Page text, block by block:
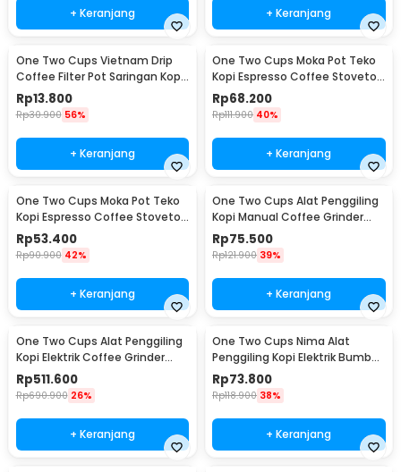
+ Keranjang + Keranjang
One Two Cups Vietnam Drip
Coffee Filter Pot Saringan Kopi
180ml 8Q - LC1
Rp13.800
Rp30.900 56%
+ Keranjang
One Two Cups Moka Pot Teko
Kopi Espresso Coffee Stovetop
4 Cup 200ml - Z20
Rp68.200
Rp111.900 40%
+ Keranjang
One Two Cups Moka Pot Teko
Kopi Espresso Coffee Stovetop
2 Cup 100ml - Z20
Rp53.400
Rp90.900 42%
+ Keranjang
One Two Cups Alat Penggiling
Kopi Manual Coffee Grinder
Wood - 16290
Rp75.500
Rp121.900 39%
+ Keranjang
One Two Cups Alat Penggiling
Kopi Elektrik Coffee Grinder
Adjustable - 600N
Rp511.600
Rp690.900 26%
+ Keranjang
One Two Cups Nima Alat
Penggiling Kopi Elektrik Bumbu
Coffee Grinder - NM-8300
Rp73.800
Rp118.900 38%
+ Keranjang